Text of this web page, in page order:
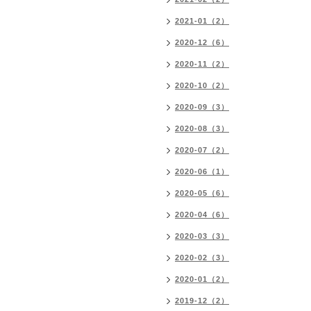
2021-01（2）
2020-12（6）
2020-11（2）
2020-10（2）
2020-09（3）
2020-08（3）
2020-07（2）
2020-06（1）
2020-05（6）
2020-04（6）
2020-03（3）
2020-02（3）
2020-01（2）
2019-12（2）